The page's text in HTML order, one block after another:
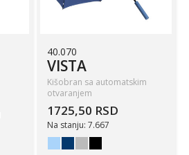
40.070
VISTA
Kišobran sa automatskim
otvaranjem
1725,50 RSD
Na stanju: 7.667